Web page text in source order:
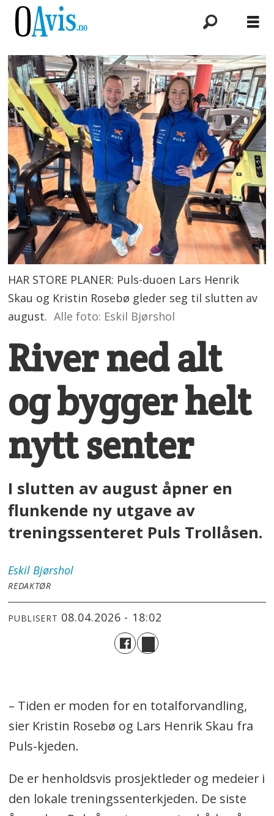
HAR STORE PLANER: Puls-duoen Lars Henrik
Skau og Kristin Rosebø gleder seg til slutten av
august. Alle foto: Eskil Bjørshol
River ned alt
og bygger helt
nytt senter
I slutten av august åpner en
flunkende ny utgave av
treningssenteret Puls Trollåsen.
Eskil Bjørshol
REDAKTØR
PUBLISERT 08.04.2026 - 18:02
– Tiden er moden for en totalforvandling,
sier Kristin Rosebø og Lars Henrik Skau fra
Puls-kjeden.
De er henholdsvis prosjektleder og medeier i
den lokale treningssenterkjeden. De siste